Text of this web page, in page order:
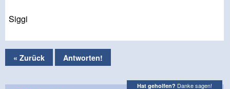
Siggi
« Zurück Antworten!
Hat geholfen? Danke sagen!